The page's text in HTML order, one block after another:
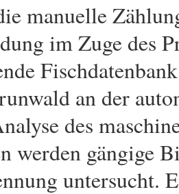
manuelle
im Zuge des
an der
des
werden gängige
untersucht.